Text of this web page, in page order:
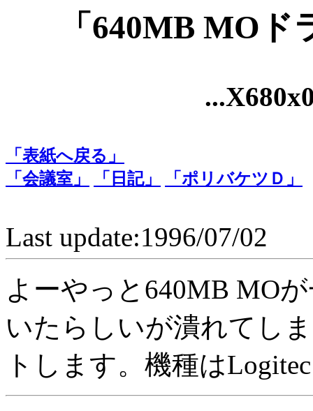
「640MB MO
「表紙へ戻る」
「会議室」
「日記」 「ポリバケツＤ」
Last update:1996/07/02
よーやっと640MB MO
いたらしいが潰れてし
トします。機種は